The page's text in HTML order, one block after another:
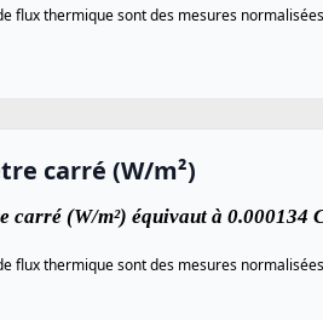
flux thermique sont des mesures
carré (W/m²)
carré (W/m²) équivaut à
flux thermique sont des mesures